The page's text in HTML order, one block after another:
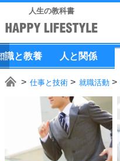
人生の教科書
識と教養 人 と 関係
仕事と技術 就職活動